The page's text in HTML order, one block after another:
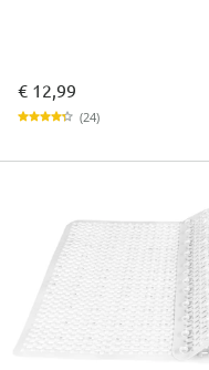
€ 12,99
(24)